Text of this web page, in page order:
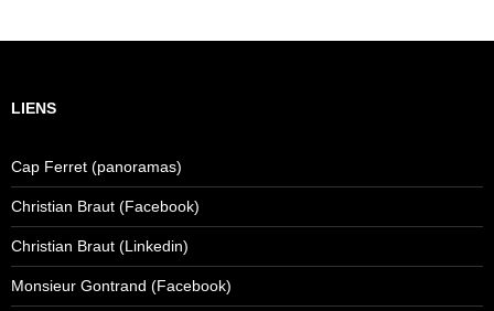
LIENS
Cap Ferret (panoramas)
Christian Braut (Facebook)
Christian Braut (Linkedin)
Monsieur Gontrand (Facebook)